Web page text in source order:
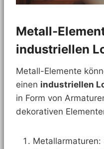
Metall-
industriellen
Metall-Elemente
einen industriellen
in Form von
dekorativen
Metallarmaturen: